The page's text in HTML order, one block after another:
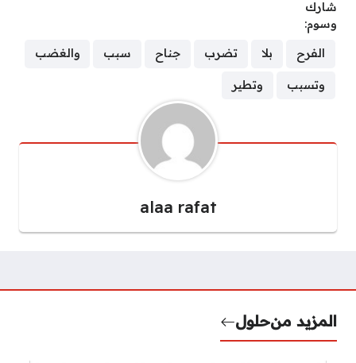
شارك
وسوم:
الفرح بلا تضرب جناح سبب والغضب
وتسبب وتطير
alaa rafat
المزيد منحلول